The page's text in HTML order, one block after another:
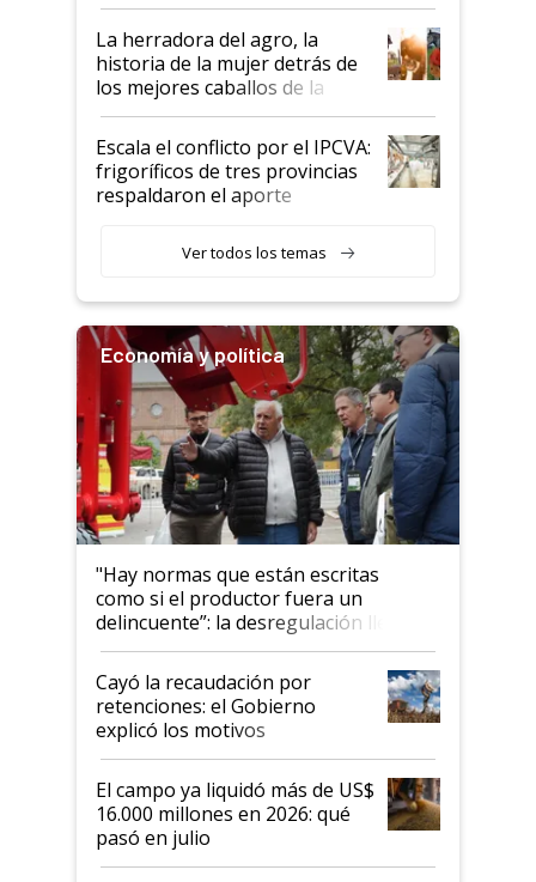
establecimientos en Argentina
La herradora del agro, la
historia de la mujer detrás de
los mejores caballos de la
Argentina y los mitos que
todavía hacen sufrir a estos
animales: "Mientras me
descalificaban, yo seguí
haciendo currículum"
Escala el conflicto por el IPCVA:
frigoríficos de tres provincias
respaldaron el aporte
Ver todos los temas
Economía y política
"Hay normas que están escritas
como si el productor fuera un
delincuente”: la desregulación llegó
al Congreso Aapresid y hasta se
habló del financiamiento al IPCVA
Cayó la recaudación por
retenciones: el Gobierno
explicó los motivos
El campo ya liquidó más de US$
16.000 millones en 2026: qué
pasó en julio